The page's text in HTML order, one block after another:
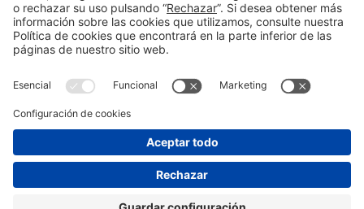
#HOSTELCO
en las redes sociales